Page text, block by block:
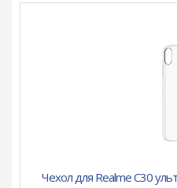
Чехол для Realme C30